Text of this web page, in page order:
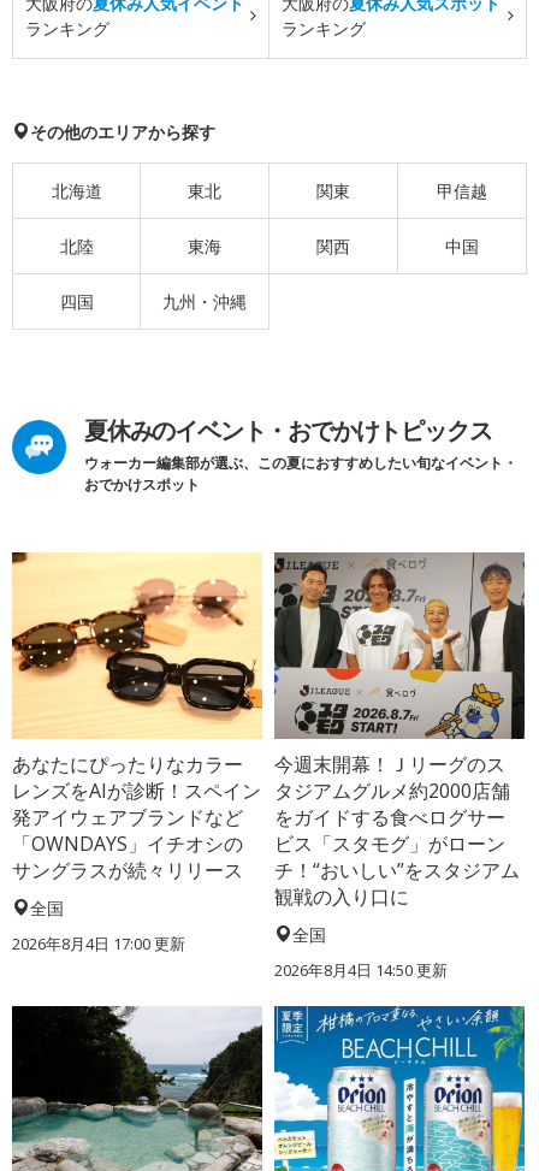
ランキング
ランキング
その他のエリアから探す
北海道 東北 関東 甲信越
北陸 東海 関西 中国
四国 九州・沖縄
夏休みのイベント・おでかけトピックス
ウォーカー編集部が選ぶ、この夏におすすめしたい旬なイベント・
おでかけスポット
あなたにぴったりなカラー
レンズをAIが診断！スペイン
発アイウェアブランドなど
「OWNDAYS」イチオシの
サングラスが続々リリース
全国
2026年8月4日 17:00更新
今週末開幕！Ｊリーグのス
タジアムグルメ約2000店舗
をガイドする食べログサー
ビス「スタモグ」がローン
チ！“おいしい”をスタジアム
観戦の入り口に
全国
2026年8月4日 14:50更新